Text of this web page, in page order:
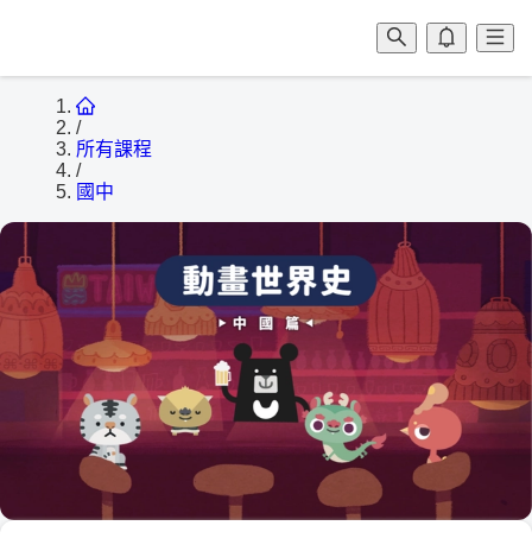
/
所有課程
/
國中